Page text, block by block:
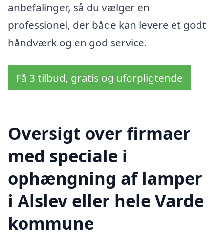
anbefalinger, så du vælger en
professionel, der både kan levere et godt
håndværk og en god service.
Få 3 tilbud, gratis og uforpligtende
Oversigt over firmaer
med speciale i
ophængning af lamper
i Alslev eller hele Varde
kommune